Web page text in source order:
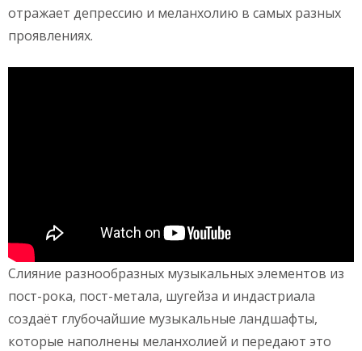
отражает депрессию и меланхолию в самых разных
проявлениях.
Слияние разнообразных музыкальных элементов из
пост-рока, пост-метала, шугейза и индастриала
создаёт глубочайшие музыкальные ландшафты,
которые наполнены меланхолией и передают это